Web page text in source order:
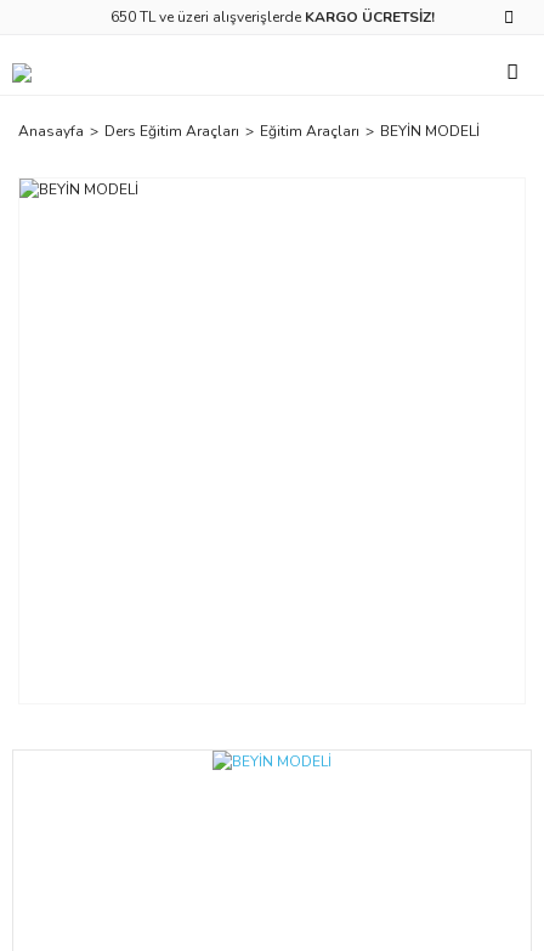
650 TL ve üzeri alışverişlerde KARGO ÜCRETSİZ!
Anasayfa Ders Eğitim Araçları Eğitim Araçları BEYİN MODELİ